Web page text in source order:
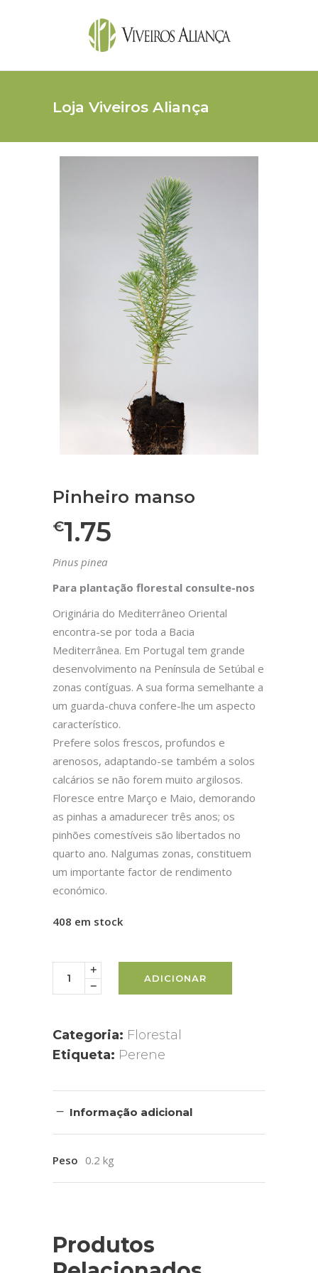
Loja Viveiros Aliança
Pinheiro manso
€1.75
Pinus pinea
Para plantação florestal consulte-nos
Originária do Mediterrâneo Oriental
encontra-se por toda a Bacia
Mediterrânea. Em Portugal tem grande
desenvolvimento na Península de Setúbal e
zonas contíguas. A sua forma semelhante a
um guarda-chuva confere-lhe um aspecto
característico.
Prefere solos frescos, profundos e
arenosos, adaptando-se também a solos
calcários se não forem muito argilosos.
Floresce entre Março e Maio, demorando
as pinhas a amadurecer três anos; os
pinhões comestíveis são libertados no
quarto ano. Nalgumas zonas, constituem
um importante factor de rendimento
económico.
408 em stock
ADICIONAR
Categoria: Florestal
Etiqueta: Perene
Informação adicional
Peso 0.2 kg
Produtos